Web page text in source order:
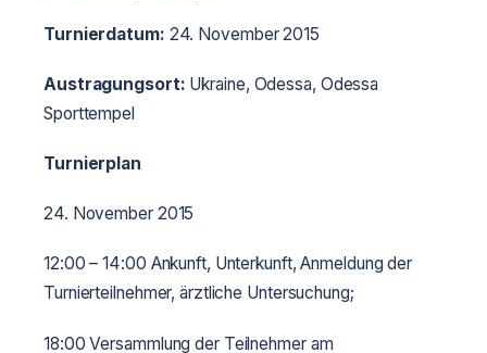
Turnierdatum: 24. November 2015
Austragungsort: Ukraine, Odessa, Odessa
Sporttempel
Turnierplan
24. November 2015
12:00 – 14:00 Ankunft, Unterkunft, Anmeldung der
Turnierteilnehmer, ärztliche Untersuchung;
18:00 Versammlung der Teilnehmer am